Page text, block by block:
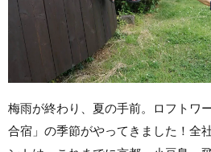
梅雨が終わり、夏の手前。ロフトワ
合宿」の季節がやってきました！全